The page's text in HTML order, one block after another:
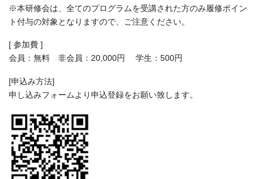
※本研修会は、全てのプログラムを受講された方のみ履修ポイン
ト付与の対象となりますので、ご注意ください。
[ 参加費 ]
会員：無料 非会員：20,000円 学生：500円
[申込み方法]
申し込みフォームより申込登録をお願い致します。